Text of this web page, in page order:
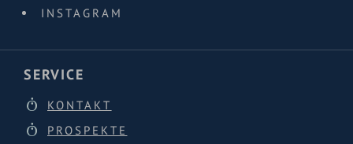
INSTAGRAM
SERVICE
KONTAKT
PROSPEKTE